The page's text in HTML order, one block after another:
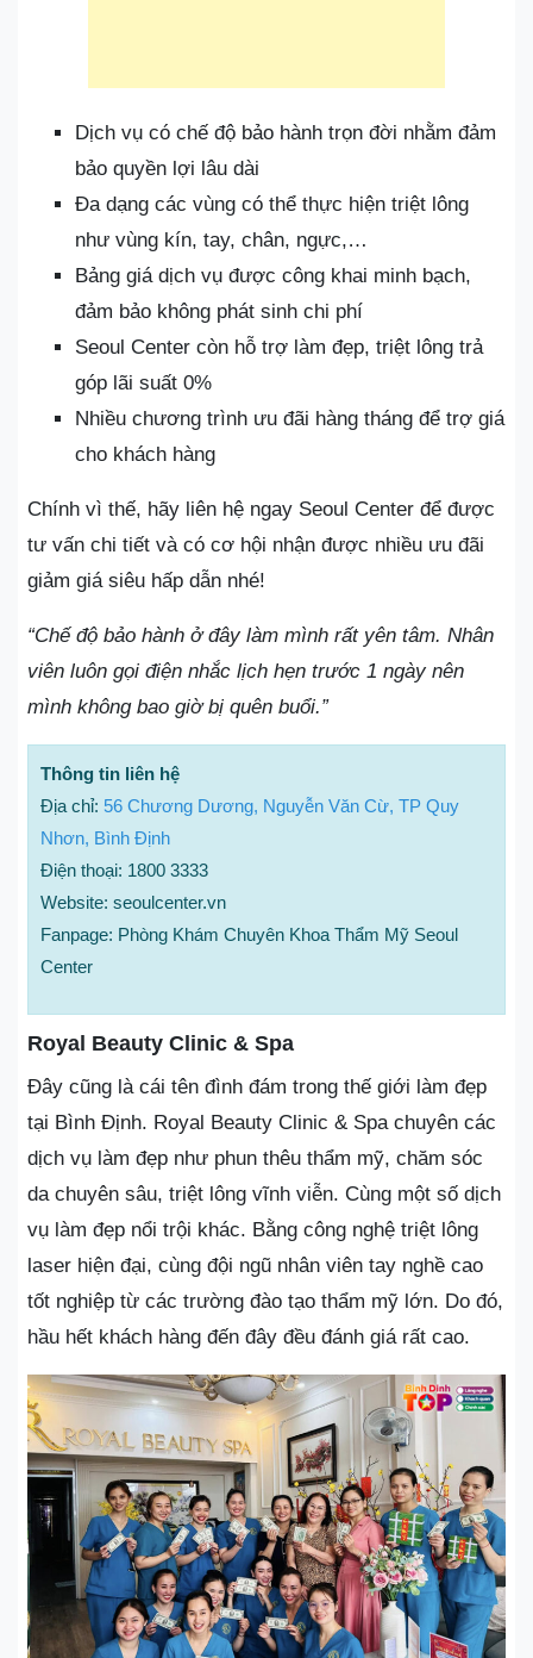
Dịch vụ có chế độ bảo hành trọn đời nhằm đảm
bảo quyền lợi lâu dài
Đa dạng các vùng có thể thực hiện triệt lông
như vùng kín, tay, chân, ngực,…
Bảng giá dịch vụ được công khai minh bạch,
đảm bảo không phát sinh chi phí
Seoul Center còn hỗ trợ làm đẹp, triệt lông trả
góp lãi suất 0%
Nhiều chương trình ưu đãi hàng tháng để trợ giá
cho khách hàng
Chính vì thế, hãy liên hệ ngay Seoul Center để được
tư vấn chi tiết và có cơ hội nhận được nhiều ưu đãi
giảm giá siêu hấp dẫn nhé!
“Chế độ bảo hành ở đây làm mình rất yên tâm. Nhân
viên luôn gọi điện nhắc lịch hẹn trước 1 ngày nên
mình không bao giờ bị quên buổi.”
Thông tin liên hệ
Địa chỉ: 56 Chương Dương, Nguyễn Văn Cừ, TP Quy
Nhơn, Bình Định
Điện thoại: 1800 3333
Website: seoulcenter.vn
Fanpage: Phòng Khám Chuyên Khoa Thẩm Mỹ Seoul
Center
Royal Beauty Clinic & Spa
Đây cũng là cái tên đình đám trong thế giới làm đẹp
tại Bình Định. Royal Beauty Clinic & Spa chuyên các
dịch vụ làm đẹp như phun thêu thẩm mỹ, chăm sóc
da chuyên sâu, triệt lông vĩnh viễn. Cùng một số dịch
vụ làm đẹp nổi trội khác. Bằng công nghệ triệt lông
laser hiện đại, cùng đội ngũ nhân viên tay nghề cao
tốt nghiệp từ các trường đào tạo thẩm mỹ lớn. Do đó,
hầu hết khách hàng đến đây đều đánh giá rất cao.